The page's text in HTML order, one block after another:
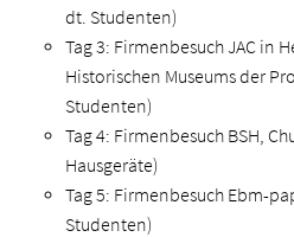
dt. Studenten)
Tag 3: Firmenbesuch JAC in
Historischen Museums der
Studenten)
Tag 4: Firmenbesuch BSH,
Hausgeräte)
Tag 5: Firmenbesuch Ebm-
Studenten)